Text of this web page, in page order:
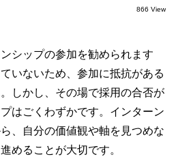
866 View
シップの参加を勧められます
いないため、参加に抵抗がある
しかし、その場で採用の合否が
はごくわずかです。インターン
、自分の価値観や軸を見つめな
めることが大切です。